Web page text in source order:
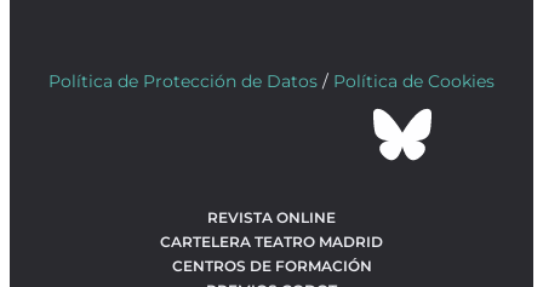
Política de Protección de Datos / Política de Cookies
REVISTA ONLINE
CARTELERA TEATRO MADRID
CENTROS DE FORMACIÓN